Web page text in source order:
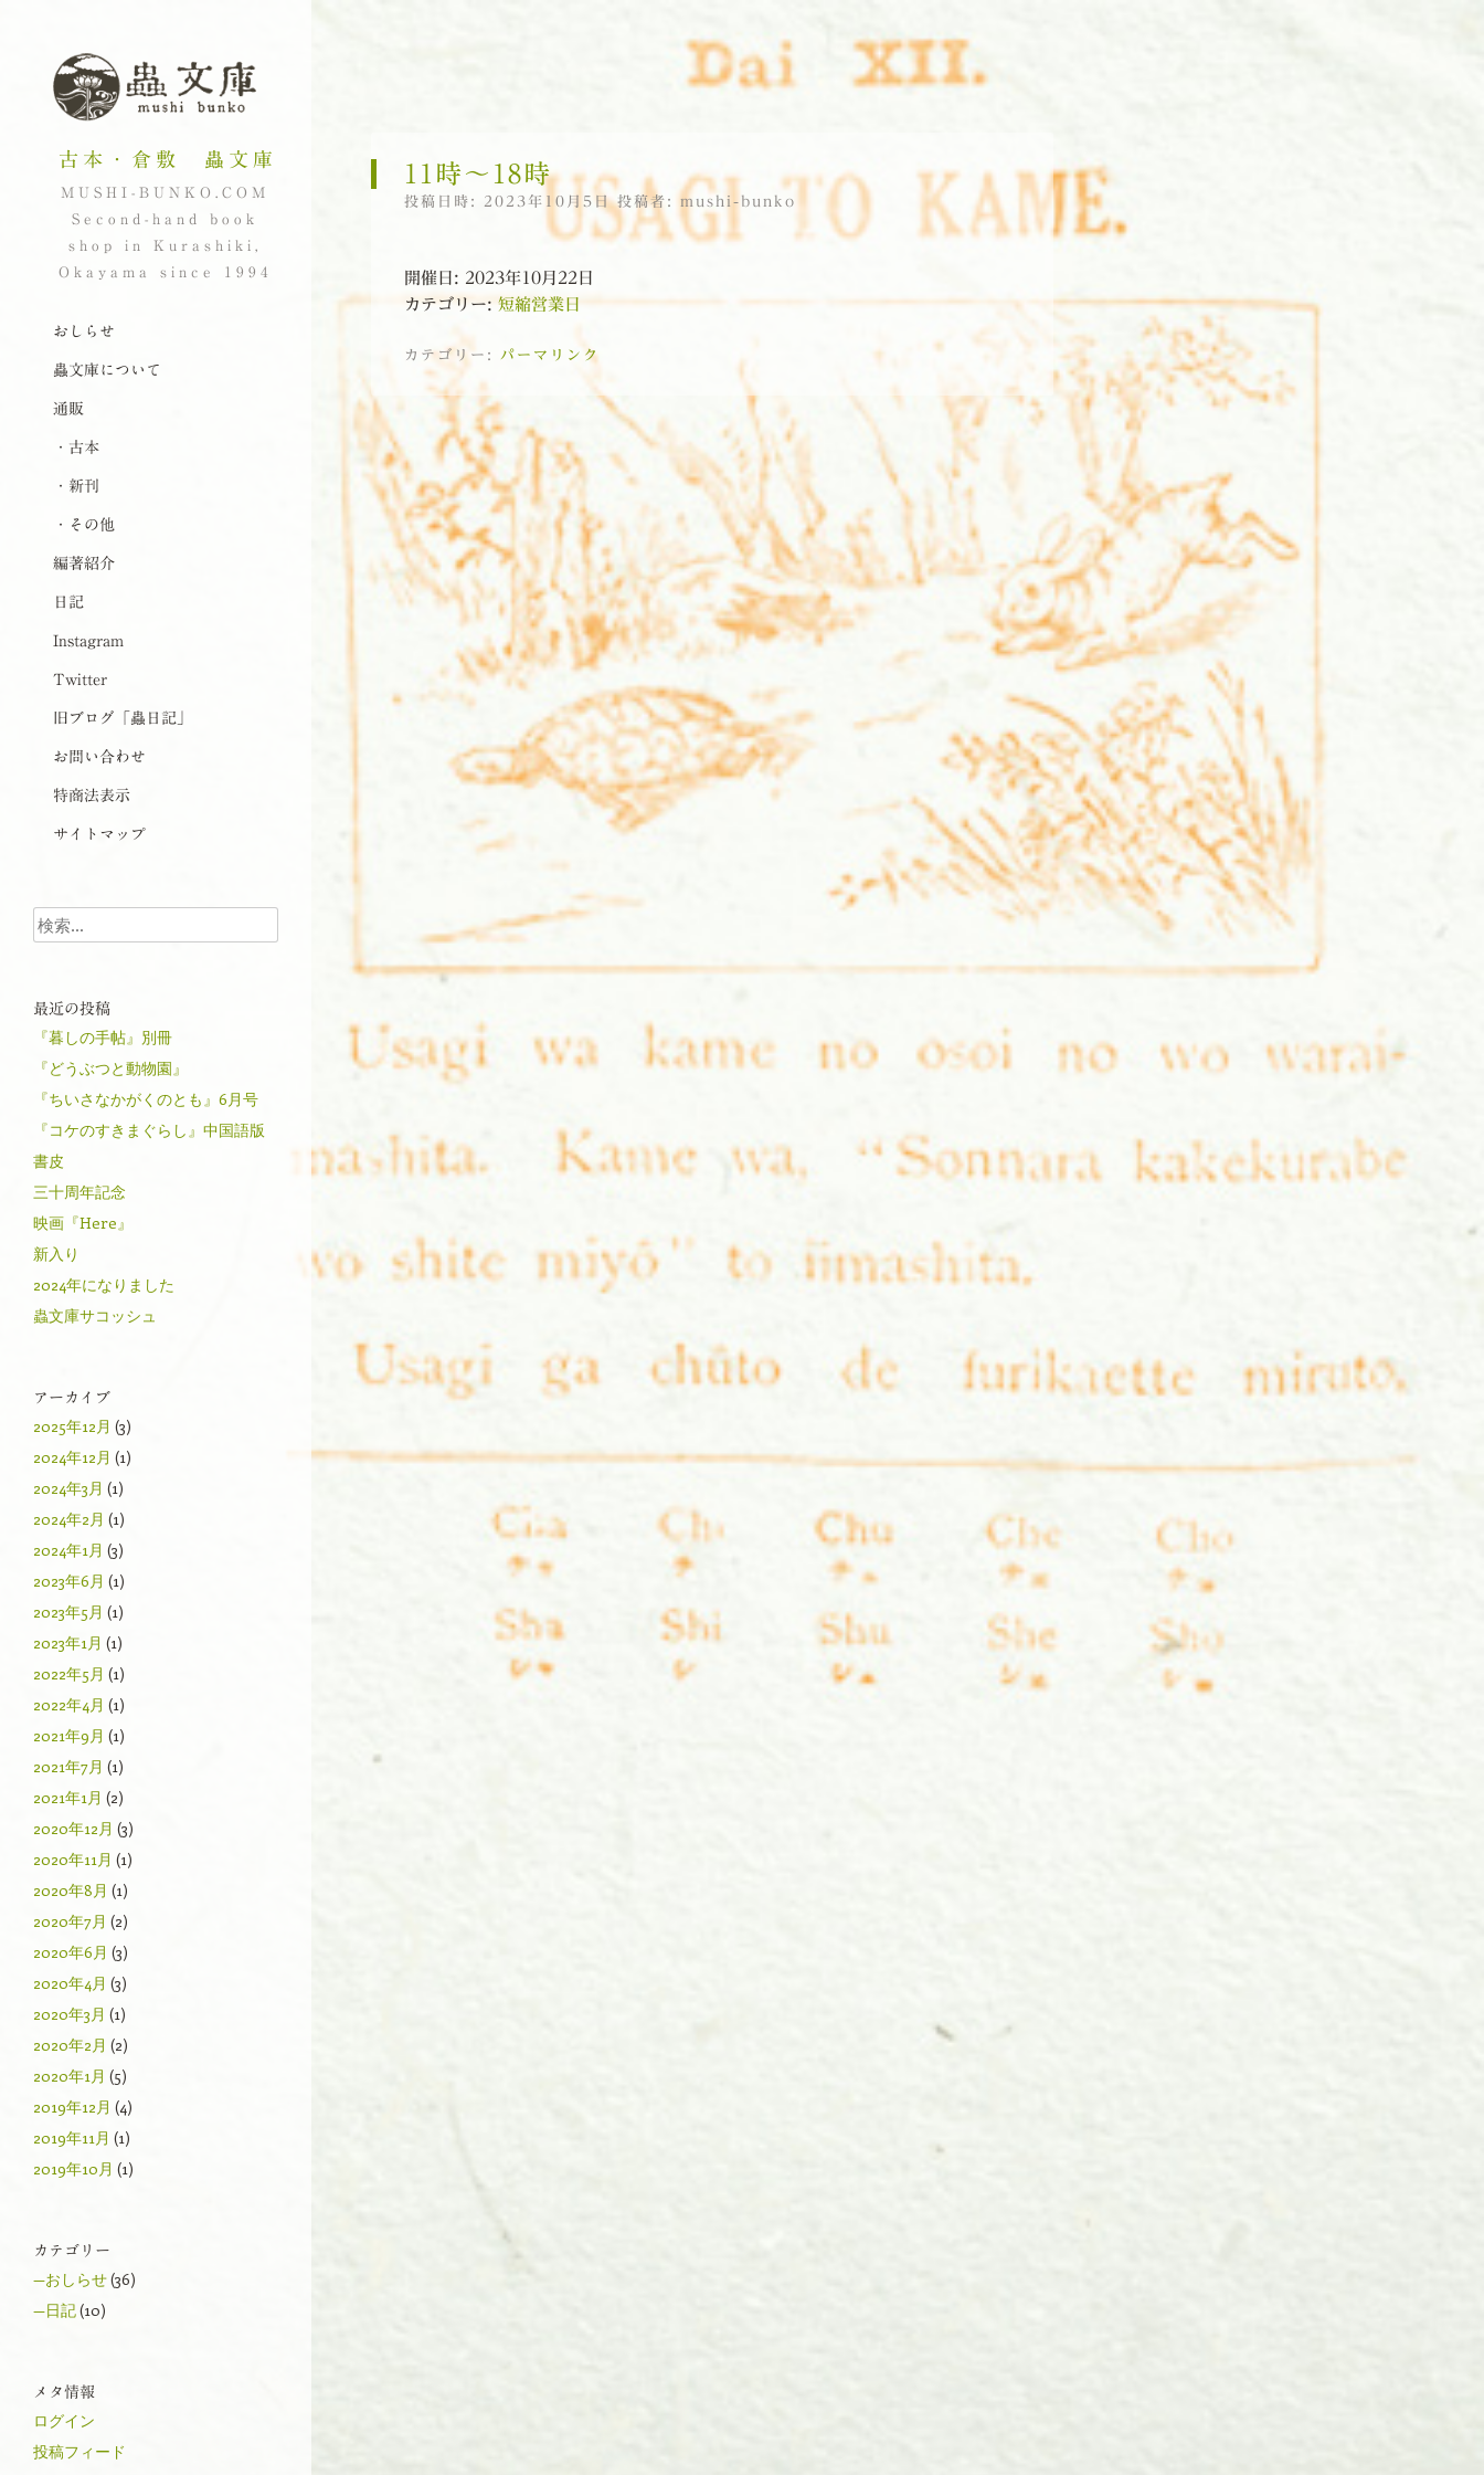
古本・倉敷 蟲文庫
MUSHI-BUNKO.COM
Second-hand book
shop in Kurashiki,
Okayama since 1994
ナビゲーション
コンテンツへスキップ
おしらせ
蟲文庫について
通販
・古本
・新刊
・その他
編著紹介
日記
Instagram
Twitter
旧ブログ「蟲日記」
お問い合わせ
特商法表示
サイトマップ
11時〜18時
投稿日時: 2023年10月5日投稿者: mushi-bunko
開催日: 2023年10月22日
カテゴリー: 短縮営業日
カテゴリー: パーマリンク
投稿ナビゲーション
検索
最近の投稿
『暮しの手帖』別冊
『どうぶつと動物園』
『ちいさなかがくのとも』6月号
『コケのすきまぐらし』中国語版
書皮
三十周年記念
映画『Here』
新入り
2024年になりました
蟲文庫サコッシュ
アーカイブ
2025年12月 (3)
2024年12月 (1)
2024年3月 (1)
2024年2月 (1)
2024年1月 (3)
2023年6月 (1)
2023年5月 (1)
2023年1月 (1)
2022年5月 (1)
2022年4月 (1)
2021年9月 (1)
2021年7月 (1)
2021年1月 (2)
2020年12月 (3)
2020年11月 (1)
2020年8月 (1)
2020年7月 (2)
2020年6月 (3)
2020年4月 (3)
2020年3月 (1)
2020年2月 (2)
2020年1月 (5)
2019年12月 (4)
2019年11月 (1)
2019年10月 (1)
カテゴリー
—おしらせ(36)
—日記(10)
メタ情報
ログイン
投稿フィード